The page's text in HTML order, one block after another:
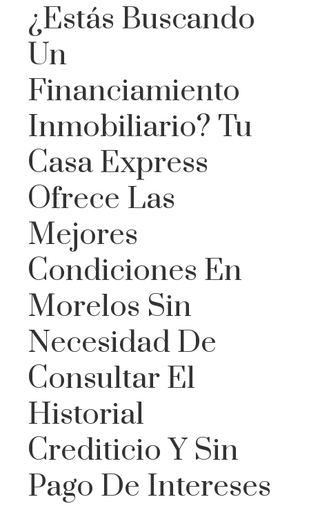
¿Estás Buscando
Un
Financiamiento
Inmobiliario? Tu
Casa Express
Ofrece Las
Mejores
Condiciones En
Morelos Sin
Necesidad De
Consultar El
Historial
Crediticio Y Sin
Pago De Intereses